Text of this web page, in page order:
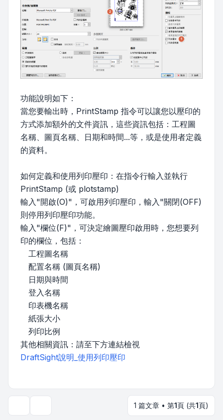
功能說明如下：
當您要輸出時，PrintStamp 指令可以讓您以壓印的
方式添加額外的文件資訊，這些資訊包括：工程圖
名稱、圖頁名稱、日期和時間...等，或是使用者定義
的資料。
如何定義和使用列印壓印：在指令行輸入並執行
PrintStamp (或 plotstamp)
輸入"開啟(O)"，可啟用列印壓印，輸入"關閉(OFF)
則停用列印壓印功能。
輸入"欄位(F)"，可決定繪圖壓印啟用時，您想要列
印的欄位，包括：
工程圖名稱
配置名稱 (圖頁名稱)
日期與時間
登入名稱
印表機名稱
紙張大小
列印比例
其他相關資訊：請至下方連結檢視
DraftSight說明_使用列印壓印
1 篇文章 • 第1頁 (共1頁)